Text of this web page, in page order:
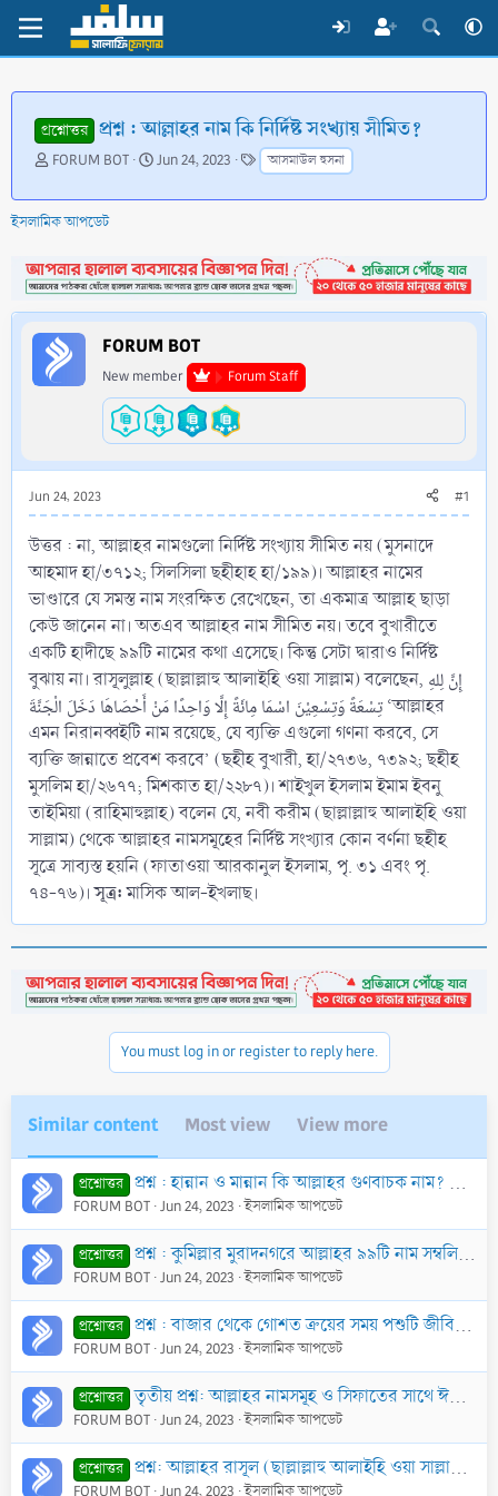
প্রশ্নোত্তর প্রশ্ন : আল্লাহর নাম কি নির্দিষ্ট সংখ্যায় সীমিত?
T
r
e
d
s
r
t
e
FORUM BOT
S
a
d
a
Jun 24, 2023
T
a
g
আসমাউল হুসনা
ইসলামিক আপডেট
FORUM BOT
New member Forum Staff
Jun 24, 2023 #1
উত্তর : না, আল্লাহর নামগুলো নির্দিষ্ট সংখ্যায় সীমিত নয় (মুসনাদে
আহমাদ হা/৩৭১২; সিলসিলা ছহীহাহ হা/১৯৯)। আল্লাহর নামের
ভাণ্ডারে যে সমস্ত নাম সংরক্ষিত রেখেছেন, তা একমাত্র আল্লাহ ছাড়া
কেউ জানেন না। অতএব আল্লাহর নাম সীমিত নয়। তবে বুখারীতে
একটি হাদীছে ৯৯টি নামের কথা এসেছে। কিন্তু সেটা দ্বারাও নির্দিষ্ট
বুঝায় না। রাসূলুল্লাহ (ছাল্লাল্লাহু আলাইহি ওয়া সাল্লাম) বলেছেন, إِنَّ لِلهِ
تِسْعَةً وَتِسْعِيْنَ اسْمَا مِائَةً إِلَّا وَاحِدًا مَنْ أَحْصَاهَا دَخَلَ الْجَنَّةَ ‘আল্লাহর
এমন নিরানব্বইটি নাম রয়েছে, যে ব্যক্তি এগুলো গণনা করবে, সে
ব্যক্তি জান্নাতে প্রবেশ করবে’ (ছহীহ বুখারী, হা/২৭৩৬, ৭৩৯২; ছহীহ
মুসলিম হা/২৬৭৭; মিশকাত হা/২২৮৭)। শাইখুল ইসলাম ইমাম ইবনু
তাইমিয়া (রাহিমাহুল্লাহ) বলেন যে, নবী করীম (ছাল্লাল্লাহু আলাইহি ওয়া
সাল্লাম) থেকে আল্লাহর নামসমূহের নির্দিষ্ট সংখ্যার কোন বর্ণনা ছহীহ
সূত্রে সাব্যস্ত হয়নি (ফাতাওয়া আরকানুল ইসলাম, পৃ. ৩১ এবং পৃ.
৭৪-৭৬)।সূত্র:মাসিক আল-ইখলাছ।
You must log in or register to reply here.
Similar content Most view View more
প্রশ্নোত্তর প্রশ্ন : হান্নান ও মান্নান কি আল্লাহর গুণবাচক নাম? আল্লাহ নামটিও কি গুণবাচক নামসমূহের অন্তর্ভুক্ত?
FORUM BOT Jun 24, 2023 ইসলামিক আপডেট
প্রশ্নোত্তর প্রশ্ন : কুমিল্লার মুরাদনগরে আল্লাহর ৯৯টি নাম সম্বলিত একটি পিলার নির্মাণ করা হয়েছে। এভাবে আল্লাহর নাম লেখা জায়েয হবে কি?
FORUM BOT Jun 24, 2023 ইসলামিক আপডেট
প্রশ্নোত্তর প্রশ্ন : বাজার থেকে গোশত ক্রয়ের সময় পশুটি জীবিত ছিল কি না, যবেহের ক্ষেত্রে আল্লাহর নাম নেওয়া হয়েছিল কি-না ইত্যাদি প্রশ্ন থেকে যায়। এক্ষণে এরূপ সন্দেহপ
FORUM BOT Jun 24, 2023 ইসলামিক আপডেট
প্রশ্নোত্তর তৃতীয় প্রশ্ন: আল্লাহর নামসমূহ ও সিফাতের সাথে ঈমানের আরকান কী কী?
FORUM BOT Jun 24, 2023 ইসলামিক আপডেট
প্রশ্নোত্তর প্রশ্ন: আল্লাহর রাসূল (ছাল্লাল্লাহু আলাইহি ওয়া সাল্লাম)-এর বাবা-মা জান্নাতী নাকি জাহান্নামী?
FORUM BOT Jun 24, 2023 ইসলামিক আপডেট